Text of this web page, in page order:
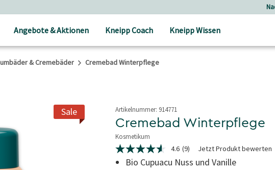
Angebote & Aktionen Kneipp Coach Kneipp Wissen
& Cremebäder Cremebad Winterpflege
Sale Artikelnummer: 914771
Cremebad Winterpflege
Kosmetikum
5 von 5 Sternen
4.6
von
4.6 (9) Jetzt Produkt bewerten
Bio Cupuacu Nuss und Vanille